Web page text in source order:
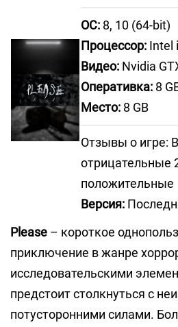
ОС: 8, 10 (64-bit)
Процессор: Intel
Видео: Nvidia
Оперативка: 8
Место: 8 GB
Отзывы о игре:
отрицательные
положительные
Версия:
Please – короткое
приключение в жанре
исследовательскими
предстоит столкнуться с
потусторонними силами.